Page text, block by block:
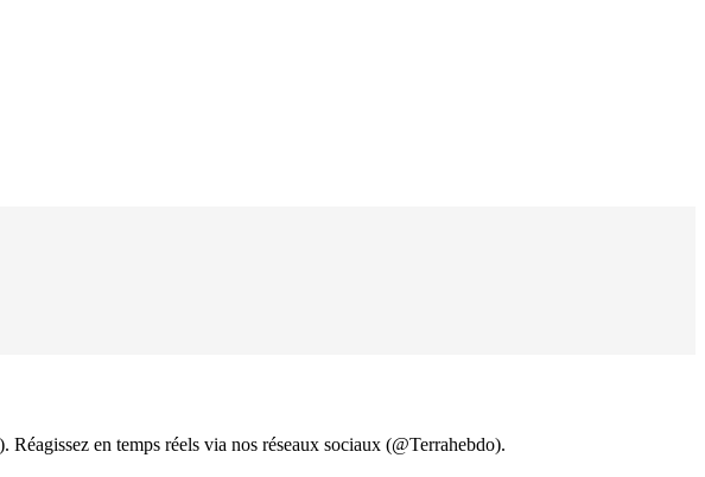
en temps réels via nos réseaux sociaux (@Terrahebdo).